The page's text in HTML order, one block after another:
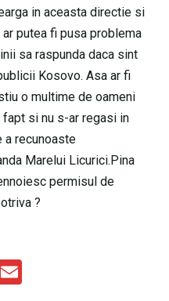
in aceasta directie si
putea fi pusa problema
sa raspunda daca sint
Kosovo. Asa ar fi
o multime de oameni
fapt si nu s-ar regasi in
recunoaste
Marelui Licurici.Pina
permisul de
?